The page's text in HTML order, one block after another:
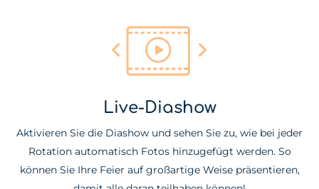
Live-Diashow
Aktivieren Sie die Diashow und sehen Sie zu, wie bei jeder
Rotation automatisch Fotos hinzugefügt werden. So
können Sie Ihre Feier auf großartige Weise präsentieren,